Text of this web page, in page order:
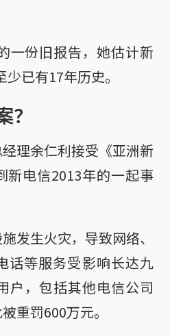
一份旧报告，她估计新
已有17年历史。
？
理余仁利接受《亚洲新
新电信2013年的一起事
发生火灾，导致网络、
话等服务受影响长达九
户，包括其他电信公司
重罚600万元。